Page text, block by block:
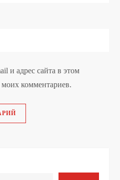
и адрес сайта в этом
комментариев.